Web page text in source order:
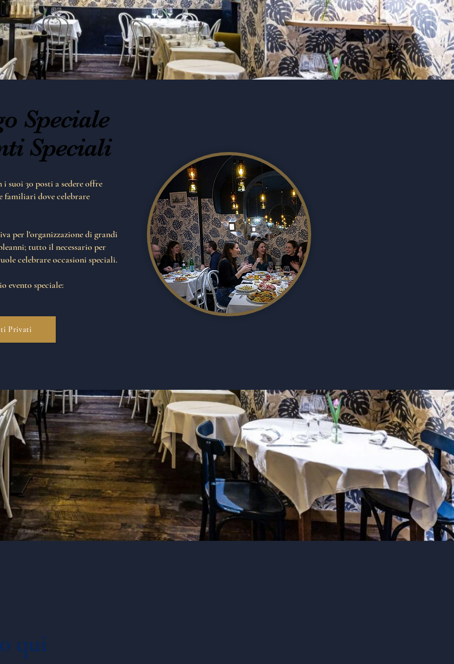
Speciale
Speciali
Speciale
Speciali
suoi 30 posti a sedere offre
familiari dove celebrare
per l'organizzazione di grandi
tutto il necessario per
celebrare occasioni speciali.
evento speciale:
Privati
qui